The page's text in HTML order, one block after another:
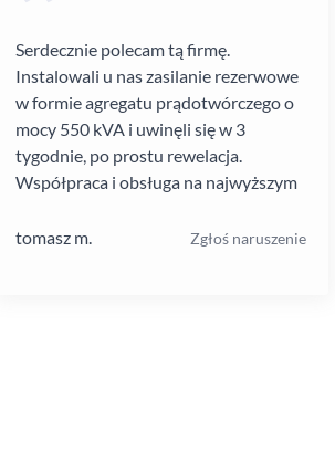
Serdecznie polecam tą firmę.
Instalowali u nas zasilanie rezerwowe
w formie agregatu prądotwórczego o
mocy 550 kVA i uwinęli się w 3
tygodnie, po prostu rewelacja.
Współpraca i obsługa na najwyższym
tomasz m.
Zgłoś naruszenie